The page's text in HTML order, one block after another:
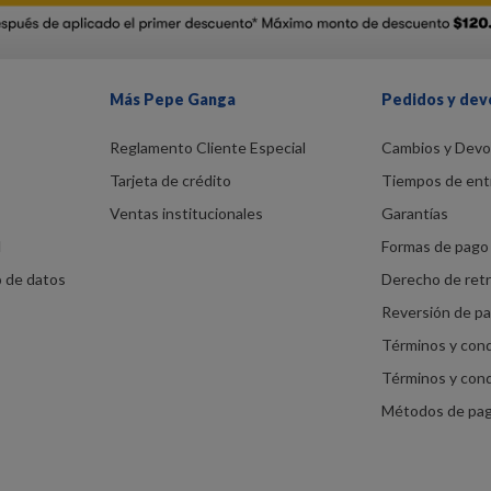
de datos
Más Pepe Ganga
Reglamento Cliente Especial
Tarjeta de crédito
Ventas institucionales
Pedidos y
Cambios y
Tiempos de
Garantías
Formas de
Derecho de
Reversión de
Términos y
Términos y
Métodos de